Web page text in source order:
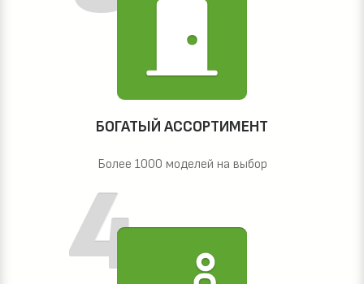
БОГАТЫЙ АССОРТИМЕНТ
Более 1000 моделей на выбор